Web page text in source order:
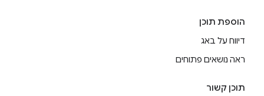
הוספת תוכן
דיווח על באג
ראה נושאים פתוחים
תוכן קשור